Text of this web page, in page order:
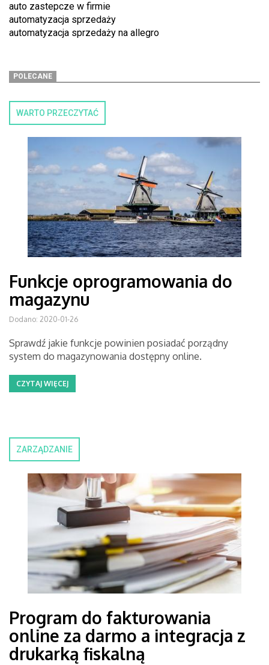
auto zastepcze w firmie
automatyzacja sprzedaży
automatyzacja sprzedaży na allegro
POLECANE
WARTO PRZECZYTAĆ
Funkcje oprogramowania do
magazynu
Dodano: 2020-01-26
Sprawdź jakie funkcje powinien posiadać porządny
system do magazynowania dostępny online.
CZYTAJ WIĘCEJ
ZARZĄDZANIE
Program do fakturowania
online za darmo a integracja z
drukarką fiskalną